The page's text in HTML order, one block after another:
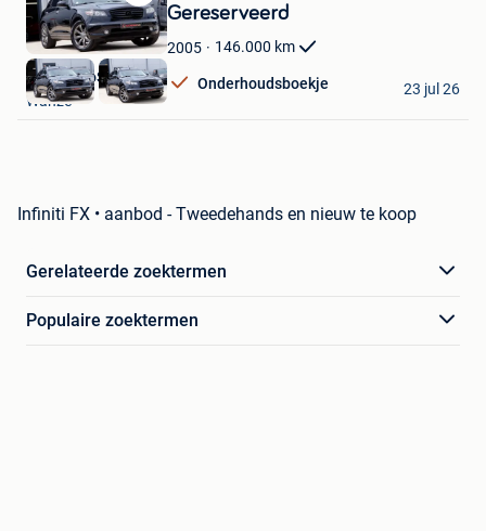
Bewaren
in
Mijn
Favorieten
Gereserveerd
2005 146.000 km
Onderhoudsboekje
AutoRetroSport
Wanze
23 jul 26
Infiniti FX • aanbod - Tweedehands en nieuw te koop
Gerelateerde zoektermen
Populaire zoektermen